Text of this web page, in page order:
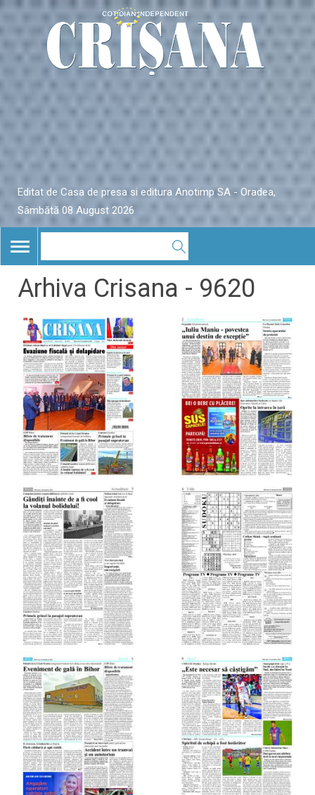
Editat de Casa de presa si editura Anotimp SA - Oradea,
Sâmbătă 08 August 2026
TOGGLE
NAVIGATION
Arhiva Crisana - 9620